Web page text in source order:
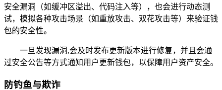
安全漏洞（如缓冲区溢出、代码注入等），也会进行动态测
试，模拟各种攻击场景（如重放攻击、双花攻击等）来验证钱
包的安全性。
一旦发现漏洞,会及时发布更新版本进行修复，并且会通
过安全公告等方式通知用户更新钱包，以保障用户资产安全。
防钓鱼与欺诈